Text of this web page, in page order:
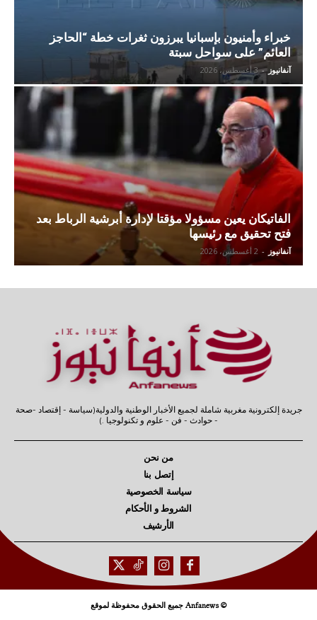
خبراء وأمنيون بإسبانيا يبرزون ثغرات خطة “الحاجز
العائم” على سواحل سبتة
آنفانيوز - 3 أغسطس، 2026
الفاتيكان يعين مسؤولا مؤقتا لإدارة أبرشية الرباط بعد
فتح تحقيق مع رئيسها
آنفانيوز - 2 أغسطس، 2026
جريدة إلكترونية مغربية شاملة لجميع الأخبار الوطنية والدولية(سياسة - إقتصاد -صحة
- حوادث - فن - علوم و تكنولوجيا .)
من نحن
إتصل بنا
سياسة الخصوصية
الشروط و الأحكام
الأرشيف
© Anfanews جميع الحقوق محفوظة لموقع